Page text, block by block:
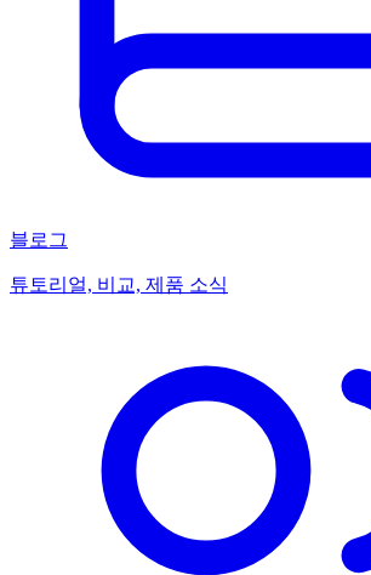
블로그
튜토리얼, 비교, 제품 소식